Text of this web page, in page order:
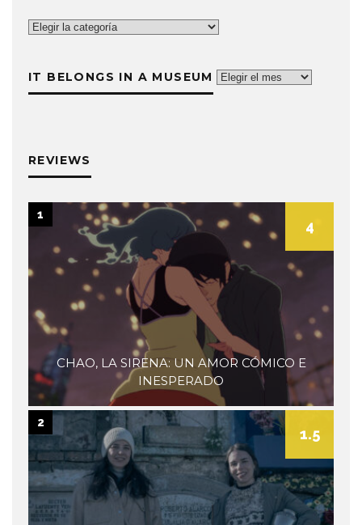
The
Life
IT BELONGS IN A MUSEUM
It
REVIEWS
CHAO, LA SIRENA: UN AMOR CÓMICO E
INESPERADO
4
1
1.5
2